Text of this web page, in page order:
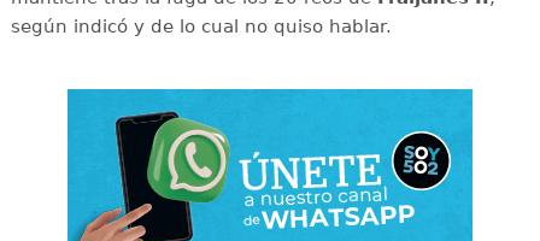
según indicó y de lo cual no quiso hablar.